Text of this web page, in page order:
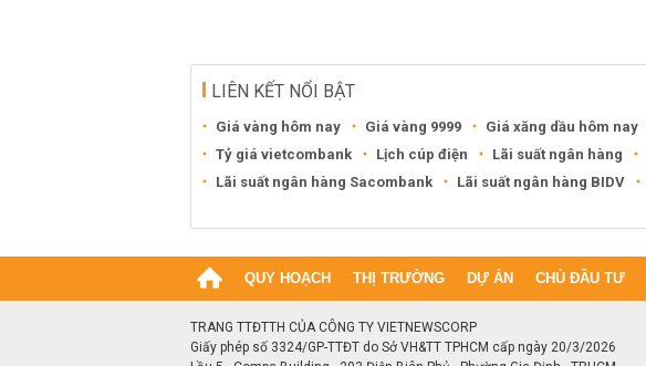
LIÊN KẾT NỔI BẬT
Giá vàng hôm nay Giá vàng 9999 Giá xăng dầu hôm nay
Tỷ giá vietcombank
Lịch cúp điện Lãi suất ngân hàng
Lãi suất ngân hàng Sacombank
Lãi suất ngân hàng BIDV
QUY HOẠCH THỊ TRƯỜNG DỰ ÁN CHỦ ĐẦU TƯ
TRANG TTĐTTH CỦA CÔNG TY VIETNEWSCORP
Giấy phép số 3324/GP-TTĐT do Sở VH&TT TPHCM cấp ngày 20/3/2026